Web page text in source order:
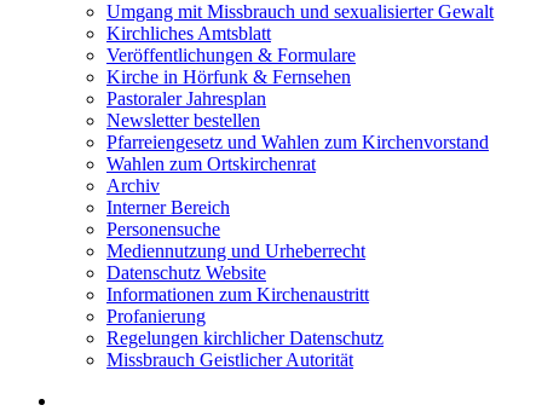
Umgang mit Missbrauch und sexualisierter Gewalt
Kirchliches Amtsblatt
Veröffentlichungen & Formulare
Kirche in Hörfunk & Fernsehen
Pastoraler Jahresplan
Newsletter bestellen
Pfarreiengesetz und Wahlen zum Kirchenvorstand
Wahlen zum Ortskirchenrat
Archiv
Interner Bereich
Personensuche
Mediennutzung und Urheberrecht
Datenschutz Website
Informationen zum Kirchenaustritt
Profanierung
Regelungen kirchlicher Datenschutz
Missbrauch Geistlicher Autorität